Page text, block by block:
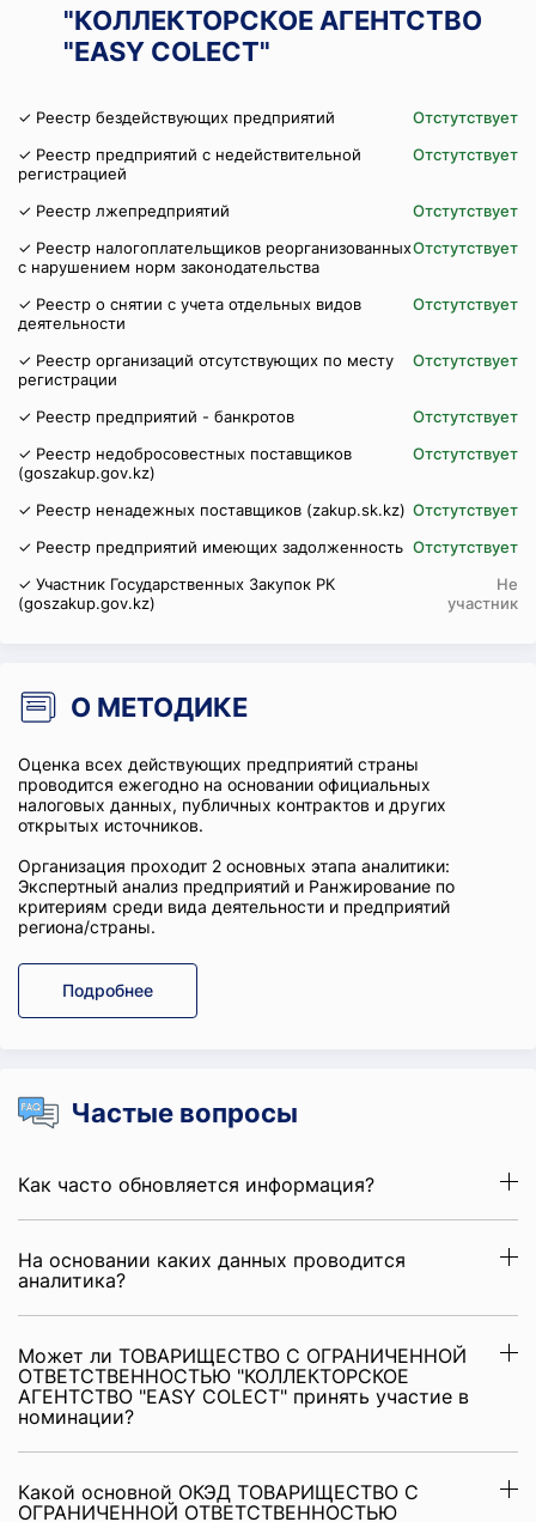
"КОЛЛЕКТОРСКОЕ АГЕНТСТВО
"EASY COLECT"
✓ Реестр бездействующих предприятий
Отстутствует
✓ Реестр предприятий с недействительной
регистрацией
Отстутствует
✓ Реестр лжепредприятий
Отстутствует
✓ Реестр налогоплательщиков реорганизованных
с нарушением норм законодательства
Отстутствует
✓ Реестр о снятии с учета отдельных видов
деятельности
Отстутствует
✓ Реестр организаций отсутствующих по месту
регистрации
Отстутствует
✓ Реестр предприятий - банкротов
Отстутствует
✓ Реестр недобросовестных поставщиков
(goszakup.gov.kz)
Отстутствует
✓ Реестр ненадежных поставщиков (zakup.sk.kz) Отстутствует
✓ Реестр предприятий имеющих задолженность Отстутствует
✓ Участник Государственных Закупок РК
(goszakup.gov.kz)
Не
участник
О МЕТОДИКЕ
Оценка всех действующих предприятий страны
проводится ежегодно на основании официальных
налоговых данных, публичных контрактов и других
открытых источников.
Организация проходит 2 основных этапа аналитики:
Экспертный анализ предприятий и Ранжирование по
критериям среди вида деятельности и предприятий
региона/страны.
Подробнее
Частые вопросы
Как часто обновляется информация?
На основании каких данных проводится
аналитика?
Может ли ТОВАРИЩЕСТВО С ОГРАНИЧЕННОЙ
ОТВЕТСТВЕННОСТЬЮ "КОЛЛЕКТОРСКОЕ
АГЕНТСТВО "EASY COLECT" принять участие в
номинации?
Какой основной ОКЭД ТОВАРИЩЕСТВО С
ОГРАНИЧЕННОЙ ОТВЕТСТВЕННОСТЬЮ